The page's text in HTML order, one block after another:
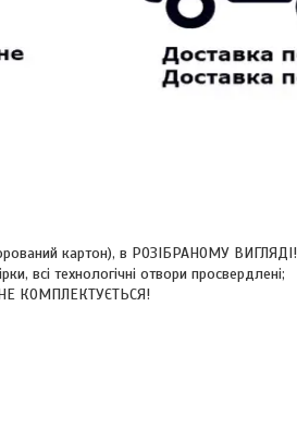
картон), в РОЗІБРАНОМУ ВИГЛЯДІ!
всі технологічні отвори просвердлені;
НЕ КОМПЛЕКТУЄТЬСЯ!